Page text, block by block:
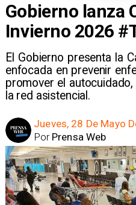
Gobierno lanza
Invierno 2026
El Gobierno presenta la
enfocada en prevenir
promover el
la red asistencial.
Jueves, 28 De Mayo
Prensa Web
Por